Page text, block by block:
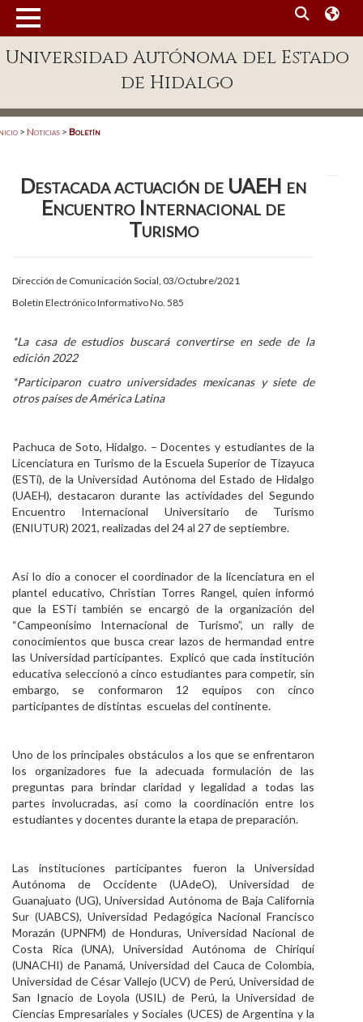
Enlaces
Patronato
Acreditación Internacional
Aspirantes
Personal
Visitantes
Universidad Autónoma del Estado
de Hidalgo
> Noticias > Boletín
Destacada actuación de UAEH en
Encuentro Internacional de
Turismo
Dirección de Comunicación Social, 03/Octubre/2021
Boletín Electrónico Informativo No. 585
*La casa de estudios buscará convertirse en sede de la
edición 2022
*Participaron cuatro universidades mexicanas y siete de
otros países de América Latina
Pachuca de Soto, Hidalgo. – Docentes y estudiantes de la
Licenciatura en Turismo de la Escuela Superior de Tizayuca
(ESTi), de la Universidad Autónoma del Estado de Hidalgo
(UAEH), destacaron durante las actividades del Segundo
Encuentro Internacional Universitario de Turismo
(ENIUTUR) 2021, realizadas del 24 al 27 de septiembre.
Así lo dio a conocer el coordinador de la licenciatura en el
plantel educativo, Christian Torres Rangel, quien informó
que la ESTi también se encargó de la organización del
“Campeonísimo Internacional de Turismo”, un rally de
conocimientos que busca crear lazos de hermandad entre
las Universidad participantes. Explicó que cada institución
educativa seleccionó a cinco estudiantes para competir, sin
embargo, se conformaron 12 equipos con cinco
participantes de distintas escuelas del continente.
Uno de los principales obstáculos a los que se enfrentaron
los organizadores fue la adecuada formulación de las
preguntas para brindar claridad y legalidad a todas las
partes involucradas, así como la coordinación entre los
estudiantes y docentes durante la etapa de preparación.
Las instituciones participantes fueron la Universidad
Autónoma de Occidente (UAdeO), Universidad de
Guanajuato (UG), Universidad Autónoma de Baja California
Sur (UABCS), Universidad Pedagógica Nacional Francisco
Morazán (UPNFM) de Honduras, Universidad Nacional de
Costa Rica (UNA), Universidad Autónoma de Chiriquí
(UNACHI) de Panamá, Universidad del Cauca de Colombia,
Universidad de César Vallejo (UCV) de Perú, Universidad de
San Ignacio de Loyola (USIL) de Perú, la Universidad de
Ciencias Empresariales y Sociales (UCES) de Argentina y la